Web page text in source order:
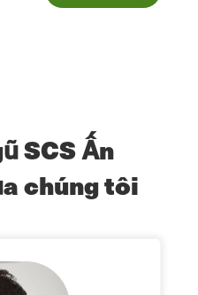
SCS Ấn
chúng tôi